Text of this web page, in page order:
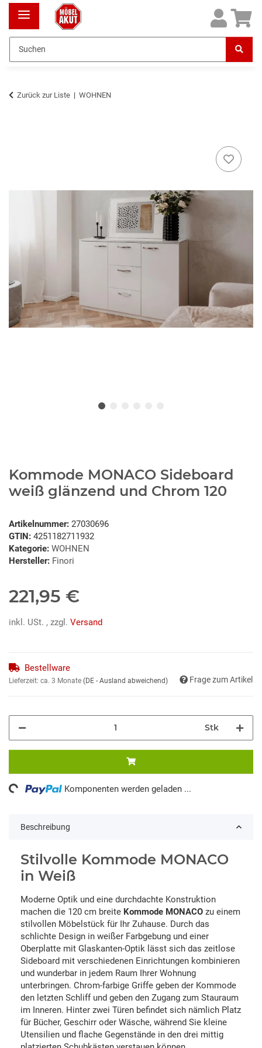
Zurück zur Liste WOHNEN
Kommode MONACO Sideboard
weiß glänzend und Chrom 120
Artikelnummer: 27030696
GTIN: 4251182711932
Kategorie: WOHNEN
Hersteller: Finori
221,95 €
inkl. USt. , zzgl. Versand
Bestellware
Lieferzeit: ca. 3 Monate (DE - Ausland abweichend) Frage zum Artikel
Stk
Komponenten werden geladen ...
Beschreibung
Stilvolle Kommode MONACO
in Weiß
Moderne Optik und eine durchdachte Konstruktion
machen die 120 cm breite Kommode MONACO zu einem
stilvollen Möbelstück für Ihr Zuhause. Durch das
schlichte Design in weißer Farbgebung und einer
Oberplatte mit Glaskanten-Optik lässt sich das zeitlose
Sideboard mit verschiedenen Einrichtungen kombinieren
und wunderbar in jedem Raum Ihrer Wohnung
unterbringen. Chrom-farbige Griffe geben der Kommode
den letzten Schliff und geben den Zugang zum Stauraum
im Inneren. Hinter zwei Türen befindet sich nämlich Platz
für Bücher, Geschirr oder Wäsche, während Sie kleine
Utensilien und flache Gegenstände in den drei mittig